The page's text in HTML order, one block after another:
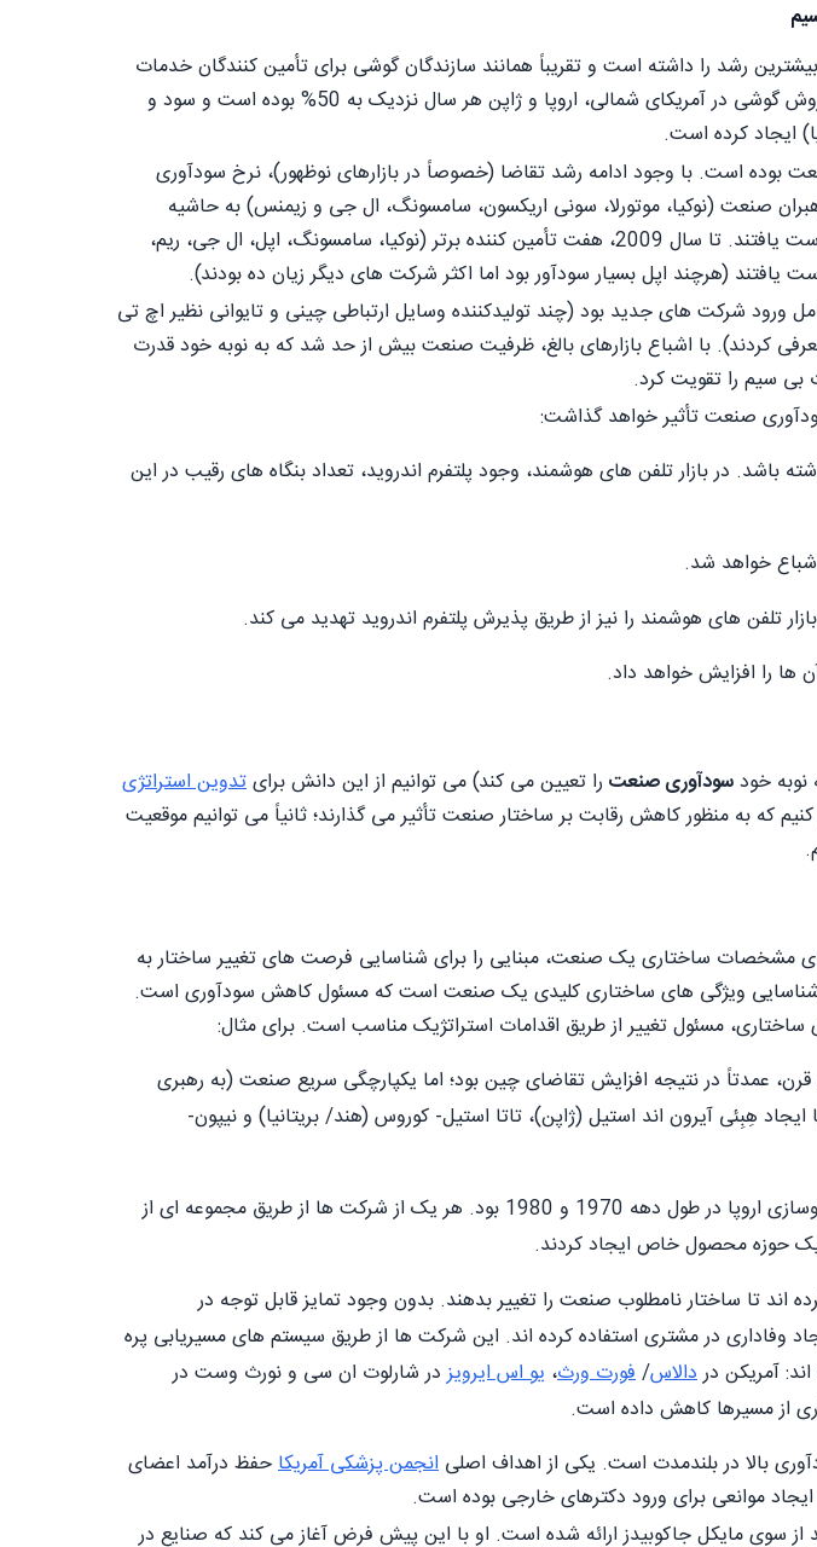
رشد را داشته است و تقریباً همانند سازندگان گوشی برای تأمین کنندگان خدمات
نیز سودآور بوده است. در طول دهه 1990، میانگین رشد فروش گوشی در آمریکای شمالی، اروپا و ژاپن هر سال نزدیک به 50% بوده است و سود و
ایجاد کرده است.
بوده است. با وجود ادامه رشد تقاضا (خصوصاً در بازارهای نوظهور)، نرخ سودآوری
یافته است. در طول سال 2000 تا 2005، رهبران صنعت (نوکیا، موتورلا، سونی اریکسون، سامسونگ، ال جی و زیمنس) به حاشیه
عملیاتی متوسط 23% در فروش دستگاه های موبایل خود دست یافتند. تا سال 2009، هفت تأمین کننده برتر (نوکیا، سامسونگ، اپل، ال جی، ریم،
شرکت های جدید بود (چند تولیدکننده وسایل ارتباطی چینی و تایوانی نظیر اچ تی
کردند). با اشباع بازارهای بالغ، ظرفیت صنعت بیش از حد شد که به نوبه خود قدرت
بی سیم را تقویت کرد.
در بازار تلفن های هوشمند، وجود پلتفرم اندروید، تعداد بنگاه های رقیب در این
تلفن های هوشمند را نیز از طریق پذیرش پلتفرم اندروید تهدید می کند.
ها را افزایش خواهد داد.
خودسودآوری صنعت را تعیین می کند) می توانیم از این دانش برایتدوین استراتژی
کنیم که به منظور کاهش رقابت بر ساختار صنعت تأثیر می گذارند؛ ثانیاً می توانیم موقعیت
مشخصات ساختاری یک صنعت، مبنایی را برای شناسایی فرصت های تغییر ساختار به
شناسایی ویژگی های ساختاری کلیدی یک صنعت است که مسئول کاهش سودآوری است.
مسئول تغییر از طریق اقدامات استراتژیک مناسب است. برای مثال:
عمدتاً در نتیجه افزایش تقاضای چین بود؛ اما یکپارچگی سریع صنعت (به رهبری
هِبِئی آیرون اند استیل (ژاپن)، تاتا استیل- کوروس (هند/ بریتانیا) و نیپون-
ظرفیت بیش از حد، یکی از مشکلات اصلی در صنعت داروسازی اروپا در طول دهه 1970 و 1980 بود. هر یک از شرکت ها از طریق مجموعه ای از
یک حوزه محصول خاص ایجاد کردند.
اند تا ساختار نامطلوب صنعت را تغییر بدهند. بدون وجود تمایز قابل توجه در
وفاداری در مشتری استفاده کرده اند. این شرکت ها از طریق سیستم های مسیریابی پره
آمریکن دردالاس/فورت ورث، یو اس ایرویزدر شارلوت ان سی و نورث وست در
از مسیرها کاهش داده است.
بالا در بلندمدت است. یکی از اهداف اصلی انجمن پزشکی آمریکاحفظ درآمد اعضای
موانعی برای ورود دکترهای خارجی بوده است.
از سوی مایکل جاکوبیدز ارائه شده است. او با این پیش فرض آغاز می کند که صنایع در